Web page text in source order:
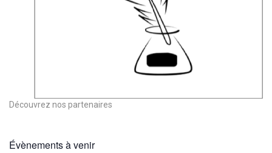
Découvrez nos partenaires
Évènements à venir